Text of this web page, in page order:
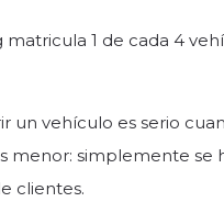
matricula 1 de cada 4
un vehículo es serio
menor: simplemente se
clientes.